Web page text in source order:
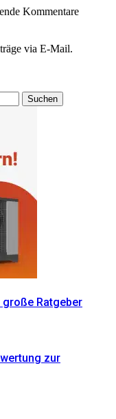
Kommentare
via E-Mail.
große Ratgeber
zur